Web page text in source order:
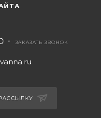
ЗАКАЗАТЬ ЗВОНОК